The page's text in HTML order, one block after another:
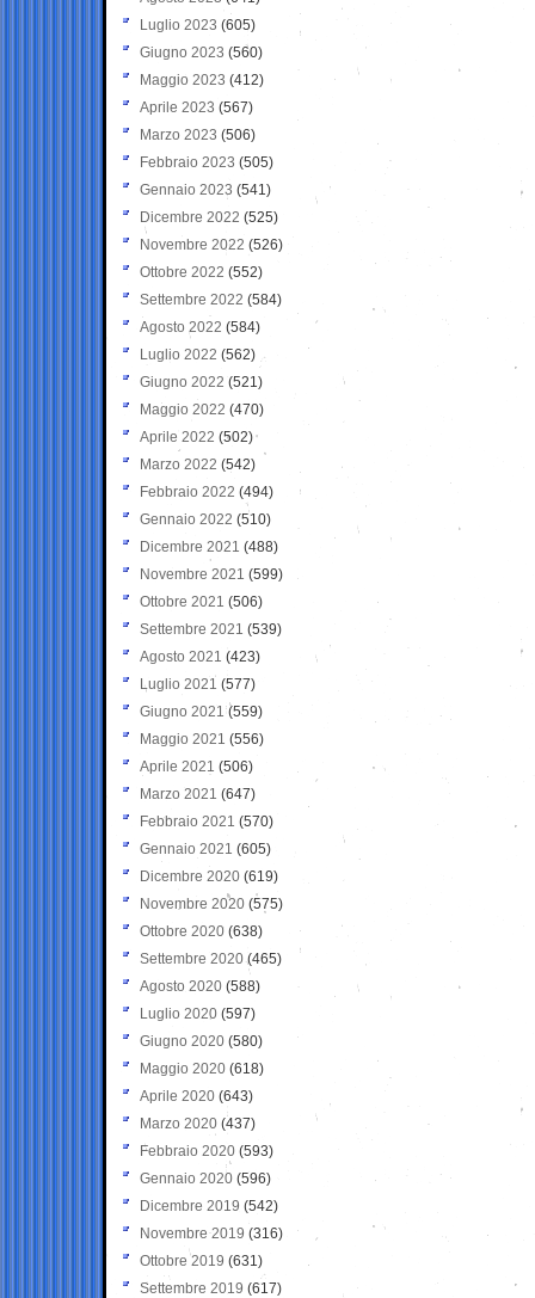
Luglio 2023 (605)
Giugno 2023 (560)
Maggio 2023 (412)
Aprile 2023 (567)
Marzo 2023 (506)
Febbraio 2023 (505)
Gennaio 2023 (541)
Dicembre 2022 (525)
Novembre 2022 (526)
Ottobre 2022 (552)
Settembre 2022 (584)
Agosto 2022 (584)
Luglio 2022 (562)
Giugno 2022 (521)
Maggio 2022 (470)
Aprile 2022 (502)
Marzo 2022 (542)
Febbraio 2022 (494)
Gennaio 2022 (510)
Dicembre 2021 (488)
Novembre 2021 (599)
Ottobre 2021 (506)
Settembre 2021 (539)
Agosto 2021 (423)
Luglio 2021 (577)
Giugno 2021(559)
Maggio 2021 (556)
Aprile 2021 (506)
Marzo 2021 (647)
Febbraio 2021 (570)
Gennaio 2021 (605)
Dicembre 2020 (619)
Novembre 2020 (575)
Ottobre 2020 (638)
Settembre 2020(465)
Agosto 2020 (588)
Luglio 2020 (597)
Giugno 2020 (580)
Maggio 2020 (618)
Aprile 2020 (643)
Marzo 2020 (437)
Febbraio 2020 (593)
Gennaio 2020 (596)
Dicembre 2019 (542)
Novembre 2019 (316)
Ottobre 2019 (631)
Settembre 2019 (617)